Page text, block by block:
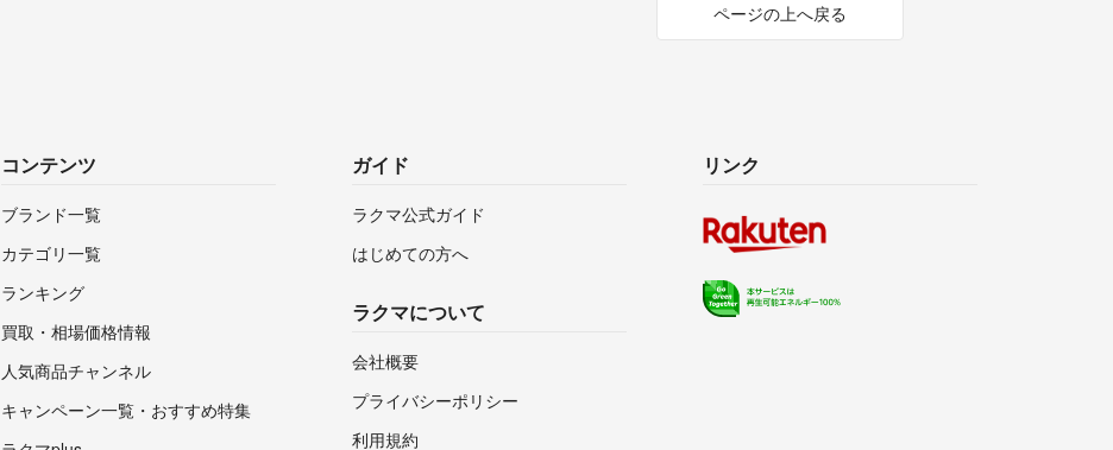
ページの上へ戻る
コンテンツ
ブランド一覧
カテゴリ一覧
ランキング
買取・相場価格情報
人気商品チャンネル
キャンペーン一覧・おすすめ特集
ガイド
ラクマ公式ガイド
はじめての方へ
ラクマについて
会社概要
プライバシーポリシー
利用規約
リンク